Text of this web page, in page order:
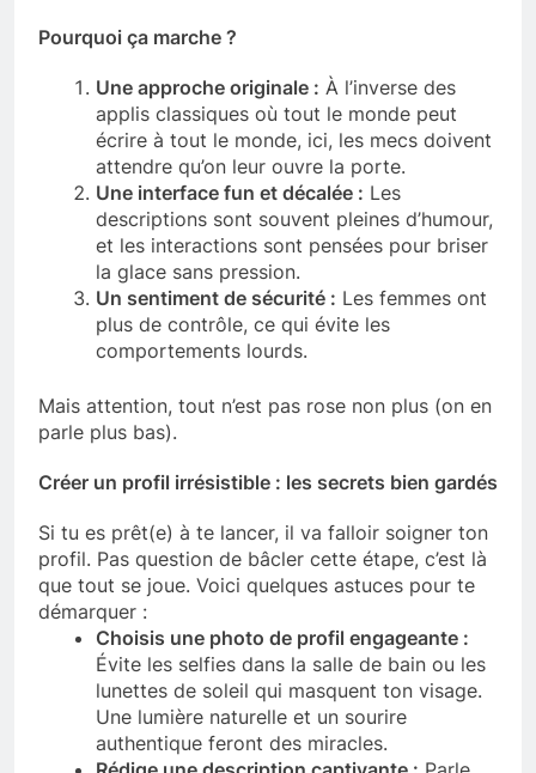
Pourquoi ça marche ?
Une approche originale : À l’inverse des
applis classiques où tout le monde peut
écrire à tout le monde, ici, les mecs doivent
attendre qu’on leur ouvre la porte.
Une interface fun et décalée : Les
descriptions sont souvent pleines d’humour,
et les interactions sont pensées pour briser
la glace sans pression.
Un sentiment de sécurité : Les femmes ont
plus de contrôle, ce qui évite les
comportements lourds.
Mais attention, tout n’est pas rose non plus (on en
parle plus bas).
Créer un profil irrésistible : les secrets bien gardés
Si tu es prêt(e) à te lancer, il va falloir soigner ton
profil. Pas question de bâcler cette étape, c’est là
que tout se joue. Voici quelques astuces pour te
démarquer :
Choisis une photo de profil engageante :
Évite les selfies dans la salle de bain ou les
lunettes de soleil qui masquent ton visage.
Une lumière naturelle et un sourire
authentique feront des miracles.